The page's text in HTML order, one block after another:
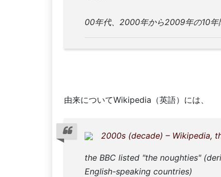
00年代、2000年から2009年の10年
由来についてWikipedia（英語）には、
2000s (decade) – Wikipedia,
the BBC listed "the noughties"
English-speaking countries)